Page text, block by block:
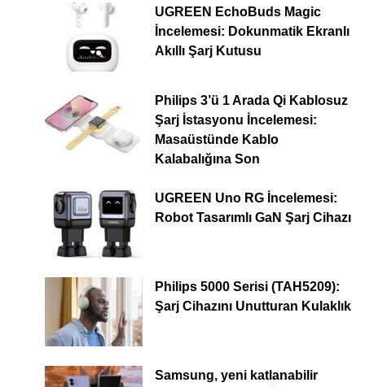
UGREEN EchoBuds Magic
İncelemesi: Dokunmatik Ekranlı
Akıllı Şarj Kutusu
Philips 3’ü 1 Arada Qi Kablosuz
Şarj İstasyonu İncelemesi:
Masaüstünde Kablo
Kalabalığına Son
UGREEN Uno RG İncelemesi:
Robot Tasarımlı GaN Şarj Cihazı
Philips 5000 Serisi (TAH5209):
Şarj Cihazını Unutturan Kulaklık
Samsung, yeni katlanabilir